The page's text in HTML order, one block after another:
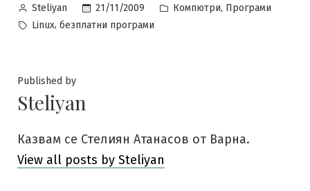
Posted
by
Steliyan 21/11/2009
Posted
Компютри, Програми
Tags:
Linux, безплатни програми
Published by
Steliyan
Казвам се Стелиян Атанасов от Варна.
View all posts by Steliyan